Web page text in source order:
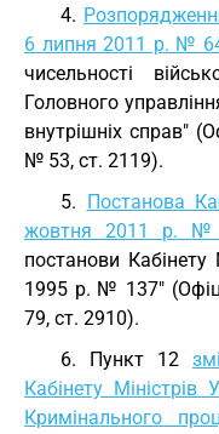
4.
6 липня 2011 р. №
чисельності
Головного
внутрішніх справ"
№ 53, ст. 2119).
5. Постанова
жовтня 2011 р.
постанови Кабінету
1995 р. № 137"
79, ст. 2910).
6. Пункт 12
Кабінету
Кримінального